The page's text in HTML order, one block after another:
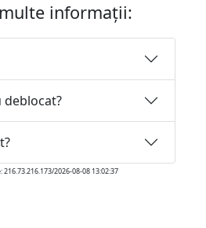
informații:
deblocat?
2026-08-08 13:02:37